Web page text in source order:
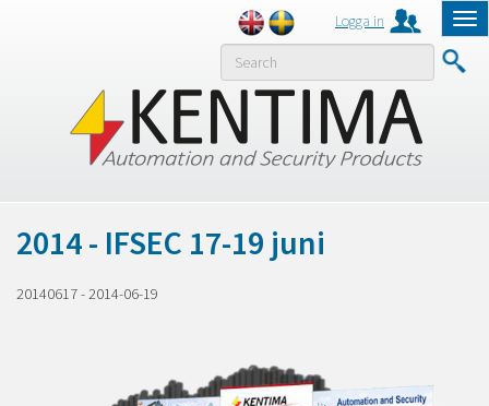
Logga in
MENY
2014 - IFSEC 17-19 juni
20140617-2014-06-19